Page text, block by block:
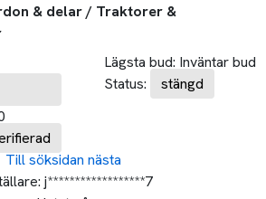
& delar / Traktorer &
Lägsta bud: Inväntar bud
Status:
stängd
Till söksidan nästa
j******************7